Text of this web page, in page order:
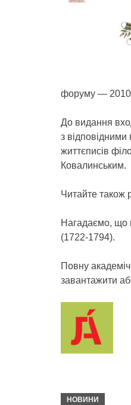
форуму —
До видання
з
життєписів
Ковалинським.
Читайте також
Нагадаємо, що
(1722-1794).
Повну
завантажити
НОВИНИ